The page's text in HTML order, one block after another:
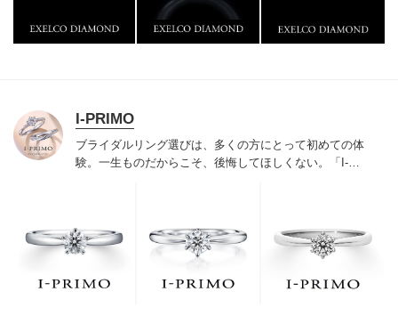
ナ」「保証内容」にこだわっています。
I-PRIMO
ブライダルリング選びは、多くの方にとって初めての体
験。一生ものだからこそ、後悔してほしくない。「I-
でお待ちしております。リング選びの最初の一歩をご一
緒に。まずは、アイプリモへ。